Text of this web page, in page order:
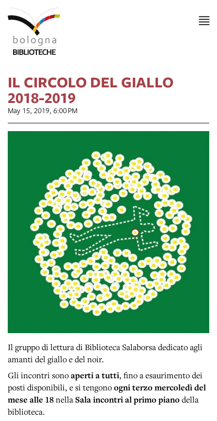
IL CIRCOLO DEL GIALLO
2018-2019
May 15, 2019, 6:00 PM
Il gruppo di lettura di Biblioteca Salaborsa dedicato agli
amanti del giallo e del noir.
Gli incontri sonoaperti a tutti, fino a esaurimento dei
posti disponibili, e si tengonoogni terzo mercoledì del
mese alle 18nella Sala incontri al primo pianodella
biblioteca.